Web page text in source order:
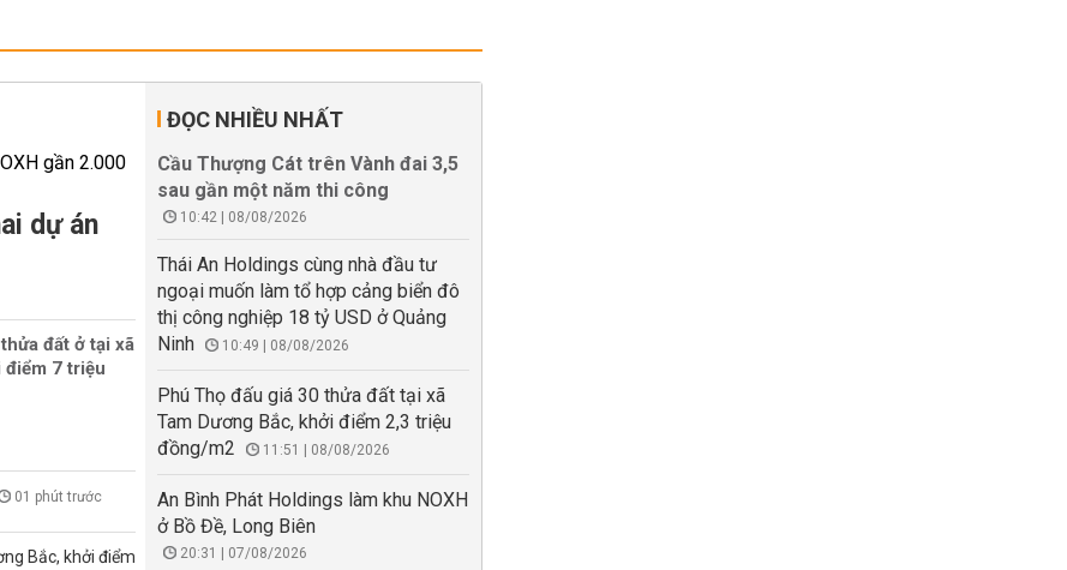
dự án
đất ở tại xã
điểm 7 triệu
01 phút trước
Bắc, khởi điểm
ĐỌC NHIỀU NHẤT
Cầu Thượng Cát trên Vành đai 3,5
sau gần một năm thi công
10:42 | 08/08/2026
Thái An Holdings cùng nhà đầu tư
ngoại muốn làm tổ hợp cảng biển đô
thị công nghiệp 18 tỷ USD ở Quảng
Ninh
10:49 | 08/08/2026
Phú Thọ đấu giá 30 thửa đất tại xã
Tam Dương Bắc, khởi điểm 2,3 triệu
đồng/m2
11:51 | 08/08/2026
An Bình Phát Holdings làm khu NOXH
ở Bồ Đề, Long Biên
20:31 | 07/08/2026